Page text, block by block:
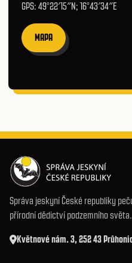
GPS: 49°22′15″N; 16°43′34″E
MAPA
Správa jeskyní České republiky
přírodní dědictví podzemního světa.
Květnové nám. 3, 252 43